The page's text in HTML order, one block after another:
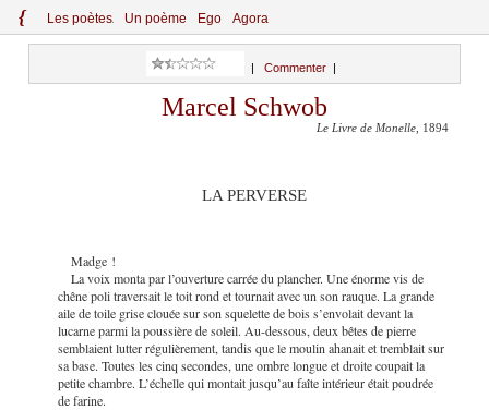
{ Les poètes Un poème Ego Agora
Commenter
Marcel Schwob
Le Livre de Monelle , 1894
LA PERVERSE
Madge !
La voix monta par l’ouverture carrée du plancher. Une énorme vis de
chêne poli traversait le toit rond et tournait avec un son rauque. La grande
aile de toile grise clouée sur son squelette de bois s’envolait devant la
lucarne parmi la poussière de soleil. Au-dessous, deux bêtes de pierre
semblaient lutter régulièrement, tandis que le moulin ahanait et tremblait sur
sa base. Toutes les cinq secondes, une ombre longue et droite coupait la
petite chambre. L’échelle qui montait jusqu’au faîte intérieur était poudrée
de farine.